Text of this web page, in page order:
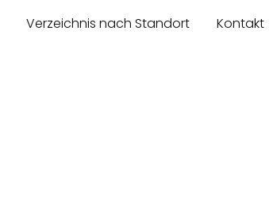
Verzeichnis nach Standort Kontakt